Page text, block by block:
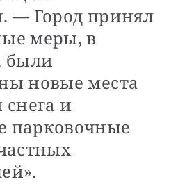
— Город принял
меры, в
были
новые места
снега и
парковочные